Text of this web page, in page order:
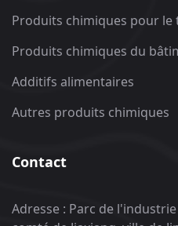
Produits chimiques pour le
Produits chimiques du
Additifs alimentaires
Autres produits chimiques
Contact
Adresse : Parc de